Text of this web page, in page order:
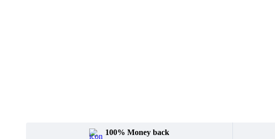
100% Money back